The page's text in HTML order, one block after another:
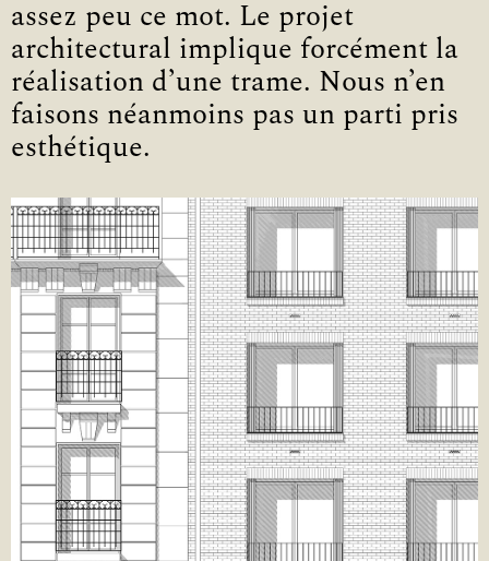
assez peu ce mot. Le projet
architectural implique forcément la
réalisation d’une trame. Nous n’en
faisons néanmoins pas un parti pris
esthétique.